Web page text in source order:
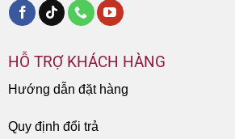
HỖ TRỢ KHÁCH HÀNG
Hướng dẫn đặt hàng
Quy định đổi trả